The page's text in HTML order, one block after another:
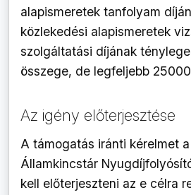
alapismeretek tanfolyam
közlekedési alapismeretek
szolgáltatási díjának
összege, de legfeljebb
Az igény előterjesztése
A támogatás iránti kérelmet
Államkincstár
kell előterjeszteni az e célra